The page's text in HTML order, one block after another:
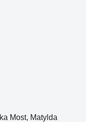
Most, Matylda